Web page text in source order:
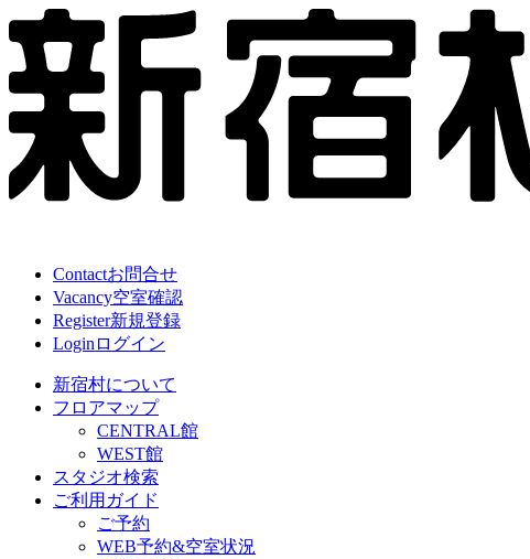
Contactお問合せ
Vacancy空室確認
Register新規登録
Login ログイン
新宿村について
フロアマップ
CENTRAL館
WEST館
スタジオ検索
ご利用ガイド
ご予約
WEB予約&空室状況